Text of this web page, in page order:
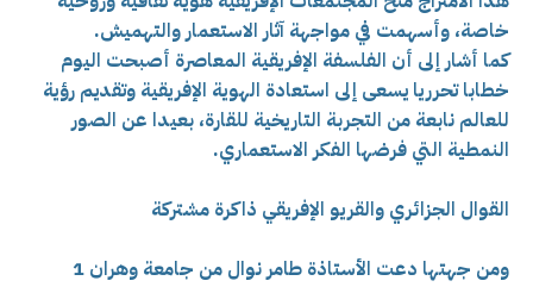
خاصة، وأسهمت في مواجهة آثار الاستعمار والتهميش.
كما أشار إلى أن الفلسفة الإفريقية المعاصرة أصبحت اليوم
خطابا تحرريا يسعى إلى استعادة الهوية الإفريقية وتقديم رؤية
للعالم نابعة من التجربة التاريخية للقارة، بعيدا عن الصور
النمطية التي فرضها الفكر الاستعماري.
القوال الجزائري والقريو الإفريقي ذاكرة مشتركة
ومن جهتها دعت الأستاذة طامر نوال من جامعة وهران 1